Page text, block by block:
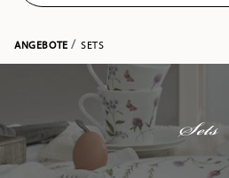
ANGEBOTE SETS
Sets